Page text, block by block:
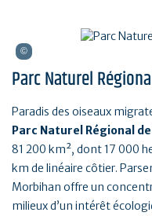
Parc Naturel
Paradis des oiseaux
Parc Naturel Régional
81 200 km², dont 17 000
km de linéaire côtier.
Morbihan offre un
milieux d’un intérêt